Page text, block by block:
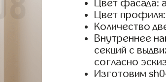
Цвет фасада:
Цвет
Количество
Внутреннее
секций с
согласно
Изготовим